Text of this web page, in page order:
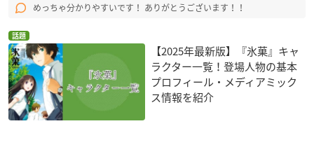
めっちゃ分かりやすいです！ ありがとうございます！！
話題
【2025年最新版】『氷菓』キャ
ラクター一覧！登場人物の基本
プロフィール・メディアミック
ス情報を紹介